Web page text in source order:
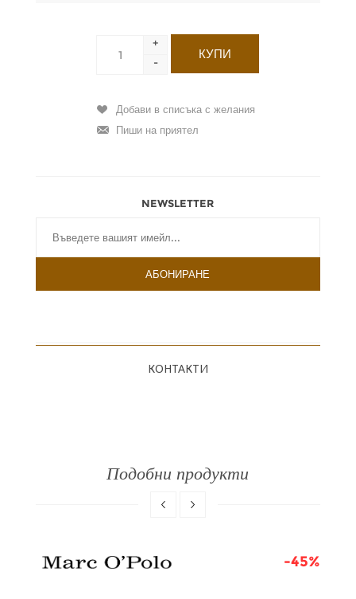
+
-
NEWSLETTER
КОНТАКТИ
Подобни продукти
-45%